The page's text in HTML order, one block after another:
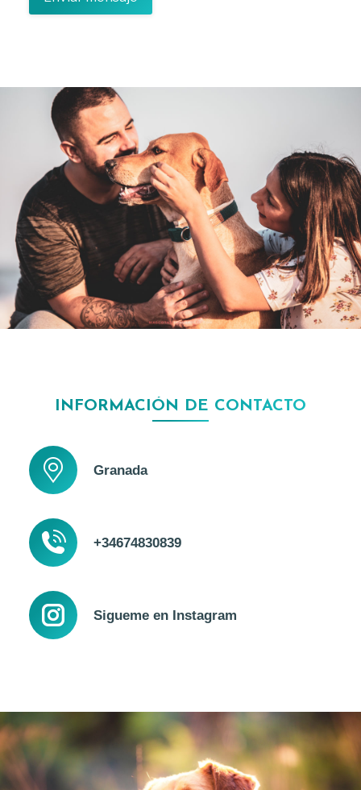
INFORMACIÓN DE CONTACTO
Granada
+34674830839
Sigueme en Instagram